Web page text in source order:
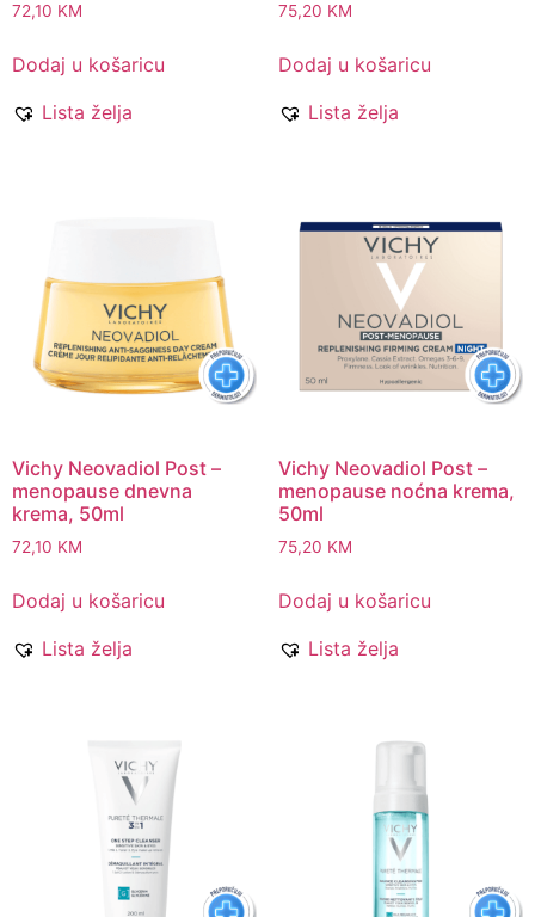
72,10 KM
Dodaj u košaricu
Lista želja
75,20 KM
Dodaj u košaricu
Lista želja
Vichy Neovadiol Post –
menopause dnevna
krema, 50ml
72,10 KM
Dodaj u košaricu
Lista želja
Vichy Neovadiol Post –
menopause noćna krema,
50ml
75,20 KM
Dodaj u košaricu
Lista želja